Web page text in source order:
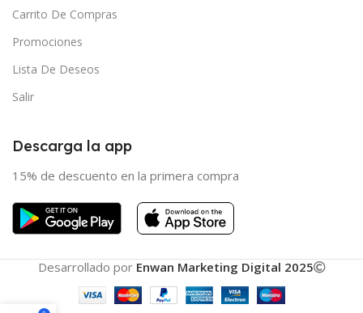
Carrito De Compras
Promociones
Lista De Deseos
Salir
Descarga la app
15% de descuento en la primera compra
Desarrollado por Enwan Marketing Digital 2025